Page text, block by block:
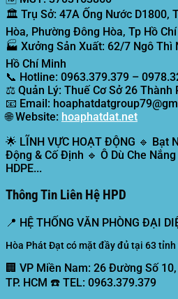
🏛️ Trụ Sở: 47A Ống Nước D1800,
Hòa, Phường Đông Hòa, Tp Hồ
🏭 Xưởng Sản Xuất: 62/7 Ngô Thì
Hồ Chí Minh
📞 Hotline: 0963.379.379 –
⚖️ Quản Lý: Thuế Cơ Sở 26 Thành
📧 Email:
🌐Website: hoaphatdat.net
🌟 LĨNH VỰC HOẠT ĐỘNG 🔹 Bạt
Động & Cố Định 🔹 Ô Dù Che
HDPE...
Thông Tin Liên Hệ HPD
📍 HỆ THỐNG VĂN PHÒNG ĐẠI
Hòa Phát Đạt có mặt đầy đủ tại 63
🏢 VP Miền Nam: 26 Đường Số
TP. HCM ☎️ TEL: 0963.379.379